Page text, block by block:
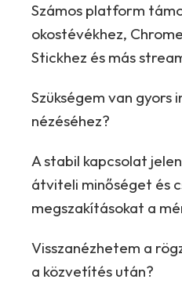
Számos platform
okostévékhez,
Stickhez és más
Szükségem van
nézéséhez?
A stabil kapcsolat
átviteli minőséget és
megszakításokat a
Visszanézhetem a
a közvetítés után?